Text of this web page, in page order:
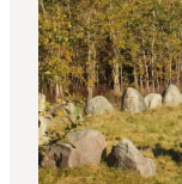
Quoi faire
Planifiez